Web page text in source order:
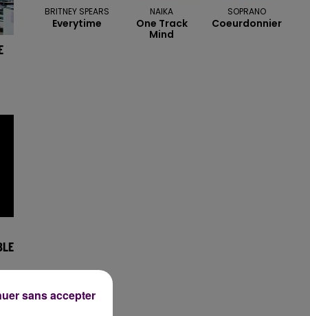
BRITNEY SPEARS
Everytime
NAIKA
One Track
Mind
SOPRANO
Coeurdonnier
sans accepter